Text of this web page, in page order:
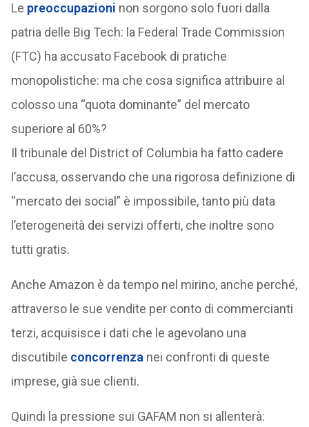
Le preoccupazioni non sorgono solo fuori dalla
patria delle Big Tech: la Federal Trade Commission
(FTC) ha accusato Facebook di pratiche
monopolistiche: ma che cosa significa attribuire al
colosso una “quota dominante” del mercato
superiore al 60%?
Il tribunale del District of Columbia ha fatto cadere
l’accusa, osservando che una rigorosa definizione di
“mercato dei social” è impossibile, tanto più data
l’eterogeneità dei servizi offerti, che inoltre sono
tutti gratis.
Anche Amazon è da tempo nel mirino, anche perché,
attraverso le sue vendite per conto di commercianti
terzi, acquisisce i dati che le agevolano una
discutibile concorrenza nei confronti di queste
imprese, già sue clienti.
Quindi la pressione sui GAFAM non si allenterà: